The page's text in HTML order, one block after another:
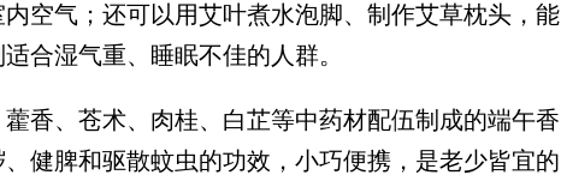
空气；还可以用艾叶煮水泡脚、制作艾草枕头，能
合湿气重、睡眠不佳的人群。
、苍术、肉桂、白芷等中药材配伍制成的端午香
健脾和驱散蚊虫的功效，小巧便携，是老少皆宜的